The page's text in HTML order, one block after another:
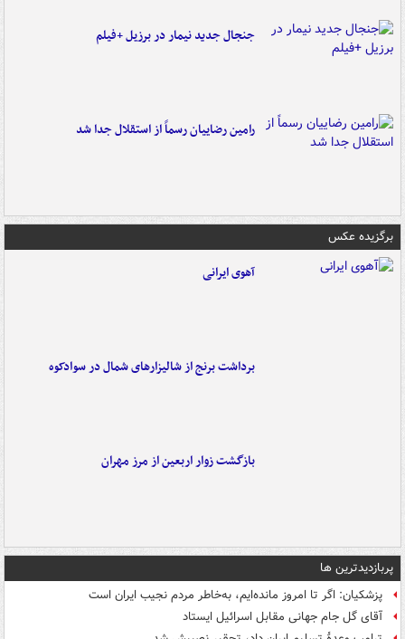
جنجال جدید نیمار در برزیل +فیلم
رامین رضاییان رسماً از استقلال جدا شد
برگزیده عکس
آهوی ایرانی
برداشت برنج از شالیزارهای شمال در سوادکوه
بازگشت زوار اربعین از مرز مهران
پربازدیدترین ها
پزشکیان: اگر تا امروز مانده‌ایم، به‌خاطر مردم نجیب ایران است
آقای گل جام جهانی مقابل اسرائیل ایستاد